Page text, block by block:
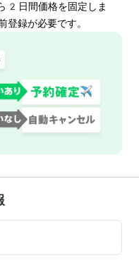
2 日間価格を固定しま
登録が必要です。